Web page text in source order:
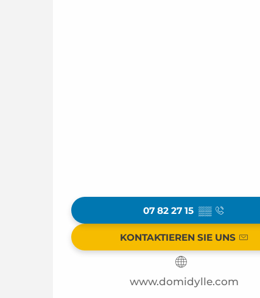
07 82 27 15 ▒▒
KONTAKTIEREN SIE UNS
www.domidylle.com